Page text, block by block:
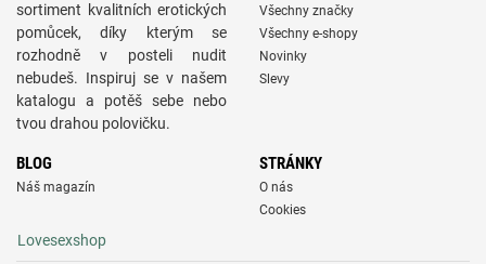
sortiment kvalitních erotických
pomůcek, díky kterým se
rozhodně v posteli nudit
nebudeš. Inspiruj se v našem
katalogu a potěš sebe nebo
tvou drahou polovičku.
Všechny značky
Všechny e-shopy
Novinky
Slevy
BLOG
Náš magazín
STRÁNKY
O nás
Cookies
Lovesexshop